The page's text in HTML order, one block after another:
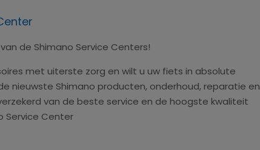
de Shimano Service Centers!
met uiterste zorg en wilt u uw fiets in absolute
nieuwste Shimano producten, onderhoud, reparatie en
van de beste service en de hoogste kwaliteit
Service Center